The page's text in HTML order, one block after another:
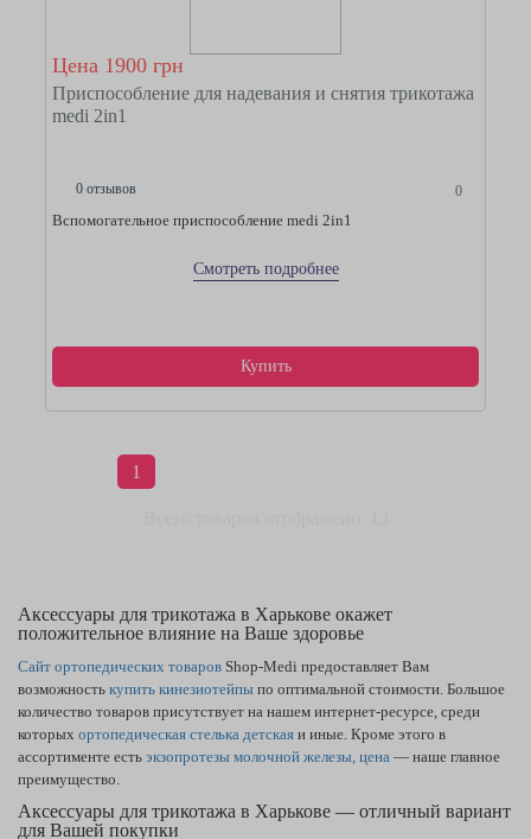
Цена 1900 грн
Приспособление для надевания и снятия трикотажа
medi 2in1
0 отзывов 0
Вспомогательное приспособление medi 2in1
Смотреть подробнее
Купить
1
Аксессуары для трикотажа в Харькове окажет
положительное влияние на Ваше здоровье
Сайт ортопедических товаров Shop-Medi предоставляет Вам
возможность купить кинезиотейпы по оптимальной стоимости. Большое
количество товаров присутствует на нашем интернет-ресурсе, среди
которых ортопедическая стелька детская и иные. Кроме этого в
ассортименте есть экзопротезы молочной железы, цена — наше главное
преимущество.
Аксессуары для трикотажа в Харькове — отличный вариант
для Вашей покупки